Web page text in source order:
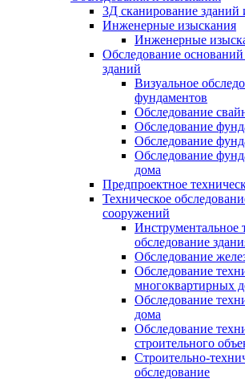
3Д сканирование зданий
Инженерные изыскания
Инженерные
Обследование
зданий
Визуальное
фундаментов
Обследование
Обследование
Обследование
Обследование
дома
Предпроектное
Техническое
сооружений
Инструментальное
обследование
Обследование
Обследование
многоквартирных
Обследование
дома
Обследование
строительного
Строительно-
обследование